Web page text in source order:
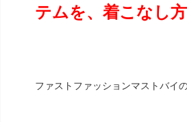
テムを、着こなし
ファストファッションマストバイの